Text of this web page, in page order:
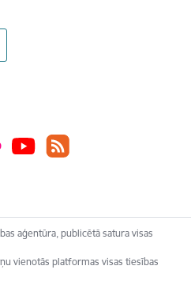
aģentūra, publicētā satura visas
vienotās platformas visas tiesības